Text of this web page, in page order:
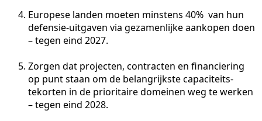
Europese landen moeten minstens 40% van hun
defensie-uitgaven via gezamenlijke aankopen doen
– tegen eind 2027.
Zorgen dat projecten, contracten en financiering
op punt staan om de belangrijkste capaciteits­
tekorten in de prioritaire domeinen weg te werken
– tegen eind 2028.